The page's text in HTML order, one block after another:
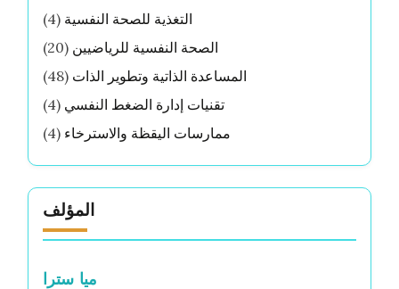
التغذية للصحة النفسية (4)
الصحة النفسية للرياضيين (20)
المساعدة الذاتية وتطوير الذات (48)
تقنيات إدارة الضغط النفسي (4)
ممارسات اليقظة والاسترخاء (4)
المؤلف
ميا سترا